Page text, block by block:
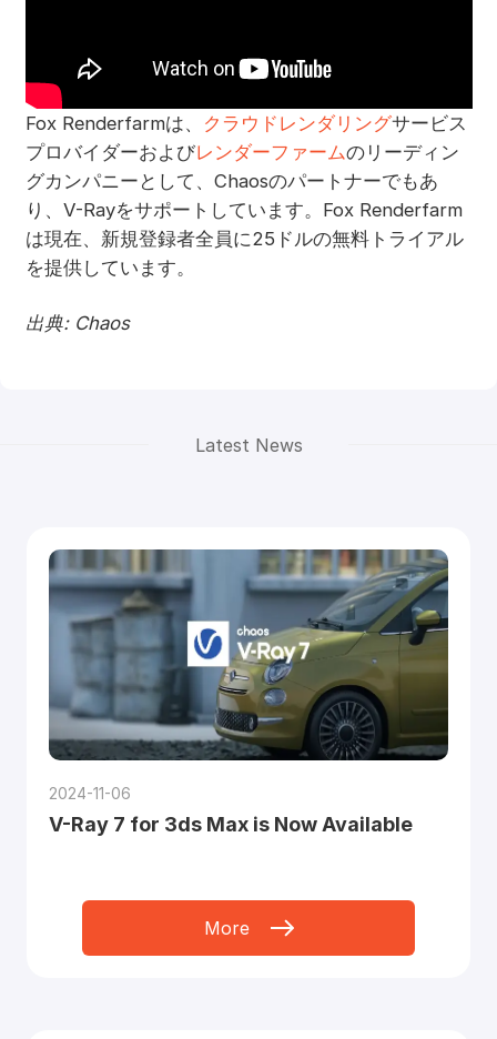
Fox Renderfarmは、 クラウドレンダリングサービス
プロバイダーおよびレンダーファームのリーディン
グカンパニーとして、Chaosのパートナーでもあ
り、V-Rayをサポートしています。Fox Renderfarm
は現在、新規登録者全員に25ドルの無料トライアル
を提供しています。
出典: Chaos
Latest News
2024-11-06
V-Ray 7 for 3ds Max is Now Available
More